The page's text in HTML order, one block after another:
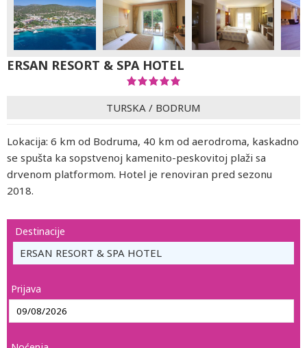
ERSAN RESORT & SPA HOTEL
TURSKA / BODRUM
Lokacija: 6 km od Bodruma, 40 km od aerodroma, kaskadno
se spušta ka sopstvenoj kamenito-peskovitoj plaži sa
drvenom platformom. Hotel je renoviran pred sezonu
2018.
Destinacije
ERSAN RESORT & SPA HOTEL
Prijava